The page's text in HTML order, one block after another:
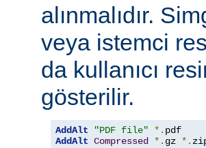
alınmalıdır.
veya istemci
da kullanıcı
gösterilir.
AddAlt "PDF file" *.
AddAlt Compressed *. gz *.